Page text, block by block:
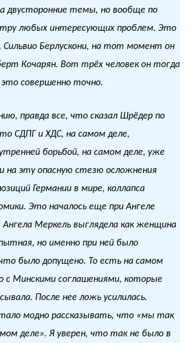
двусторонние темы, но вообще по
любых интересующих проблем. Это
Сильвио Берлускони, на тот момент он
Кочарян. Вот трёх человек он тогда
это совершенно точно.
правда все, что сказал Шрёдер по
СДПГ и ХДС, на самом деле,
борьбой, на самом деле, уже
на эту опасную стезю осложнения
Германии в мире, коллапса
Это началось еще при Ангеле
Меркель выглядела как женщина
но именно при ней было
было допущено. То есть на самом
с Минскими соглашениями, которые
После нее ложь усилилась.
модно рассказывать, что «мы так
деле». Я уверен, что так не было в